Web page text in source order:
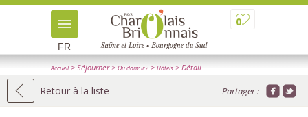
0
FR
Accueil> Séjourner> Où dormir ? > Hôtels > Détail
Retour à la liste Partager :